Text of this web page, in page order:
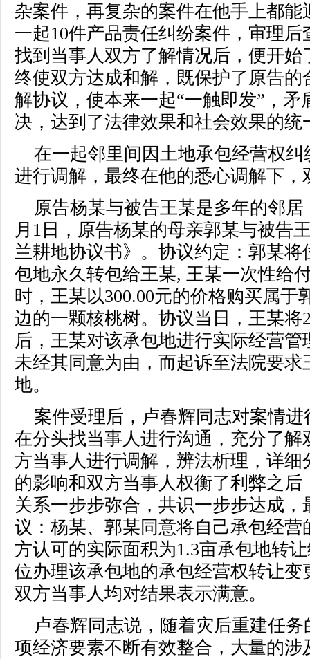
杂案件，再复杂的案件在他手上都
一起10件产品责任纠纷案件，审理
找到当事人双方了解情况后，便开
终使双方达成和解，既保护了原告
解协议，使本来一起“一触即发”，
决，达到了法律效果和社会效果的
在一起邻里间因土地承包经营权
进行调解，最终在他的悉心调解下，
原告杨某与被告王某是多年的邻
月1日，原告杨某的母亲郭某与被告
兰耕地协议书》。协议约定：郭某
包地永久转包给王某, 王某一次性给
时，王某以300.00元的价格购买属于
边的一颗核桃树。协议当日，王某将
后，王某对该承包地进行实际经营
未经其同意为由，而起诉至法院要
地。
案件受理后，卢春辉同志对案情
在分头找当事人进行沟通，充分了
方当事人进行调解，辨法析理，详
的影响和双方当事人权衡了利弊之
关系一步步弥合，共识一步步达成
议：杨某、郭某同意将自己承包经
方认可的实际面积为1.3亩承包地转
位办理该承包地的承包经营权转让
双方当事人均对结果表示满意。
卢春辉同志说，随着灾后重建任
项经济要素不断有效整合，大量的